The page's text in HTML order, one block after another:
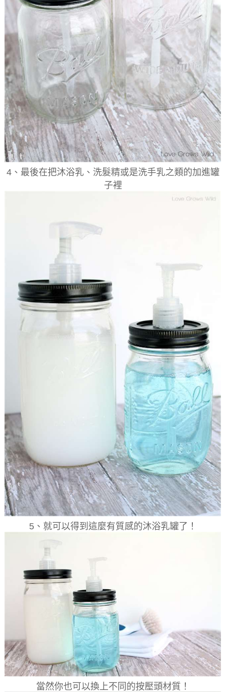
4、最後在把沐浴乳、洗髮精或是洗手乳之類的加進罐
子裡
5、就可以得到這麼有質感的沐浴乳罐了！
當然你也可以換上不同的按壓頭材質！